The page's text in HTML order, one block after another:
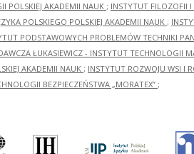
POLSKIEJ AKADEMII NAUK ; INSTYTUT FILOZOFII I
POLSKIEGO POLSKIEJ AKADEMII NAUK ;
PODSTAWOWYCH PROBLEMÓW TECHNIKI PAN
ŁUKASIEWICZ - INSTYTUT TECHNOLOGII
AKADEMII NAUK ; INSTYTUT ROZWOJU WSI I
BEZPIECZEŃSTWA „MORATEX” ;